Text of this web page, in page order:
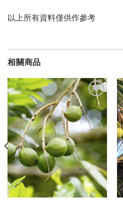
以上所有資料僅供作參考
相關商品
加入
願望
清單